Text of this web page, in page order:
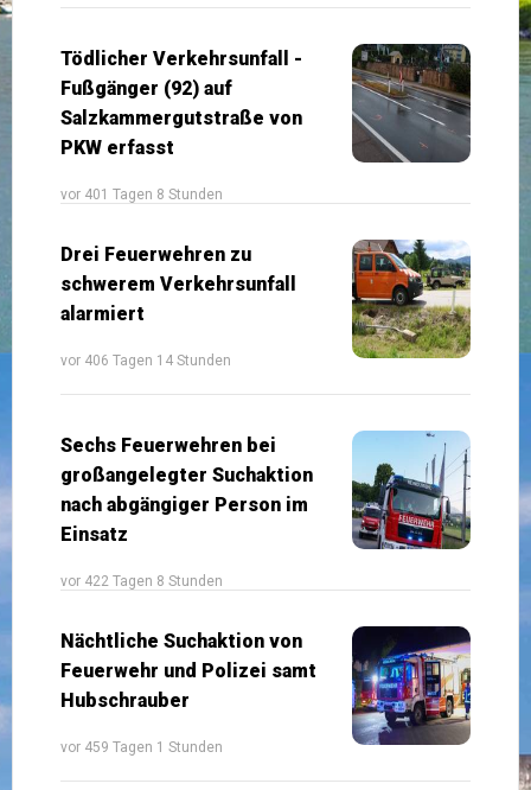
Tödlicher Verkehrsunfall -
Fußgänger (92) auf
Salzkammergutstraße von
PKW erfasst
vor 401 Tagen 8 Stunden
Drei Feuerwehren zu
schwerem Verkehrsunfall
alarmiert
vor 406 Tagen 14 Stunden
Sechs Feuerwehren bei
großangelegter Suchaktion
nach abgängiger Person im
Einsatz
vor 422 Tagen 8 Stunden
Nächtliche Suchaktion von
Feuerwehr und Polizei samt
Hubschrauber
vor 459 Tagen 1 Stunden